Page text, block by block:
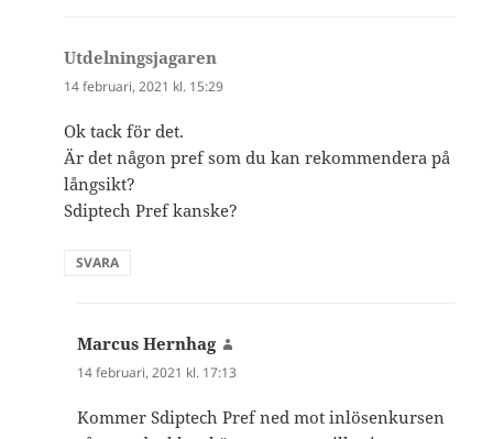
Utdelningsjagaren
14 februari, 2021 kl. 15:29
Ok tack för det.
Är det någon pref som du kan rekommendera på
långsikt?
Sdiptech Pref kanske?
SVARA
Marcus Hernhag
14 februari, 2021 kl. 17:13
Kommer Sdiptech Pref ned mot inlösenkursen